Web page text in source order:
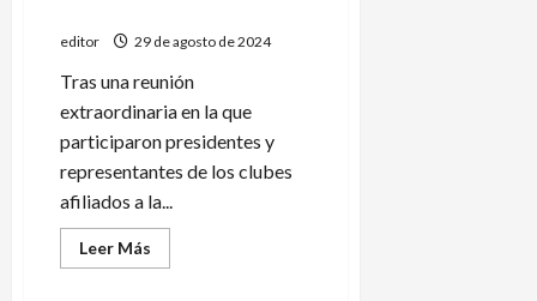
editor 29 de agosto de 2024
Tras una reunión
extraordinaria en la que
participaron presidentes y
representantes de los clubes
afiliados a la...
Leer Más
más